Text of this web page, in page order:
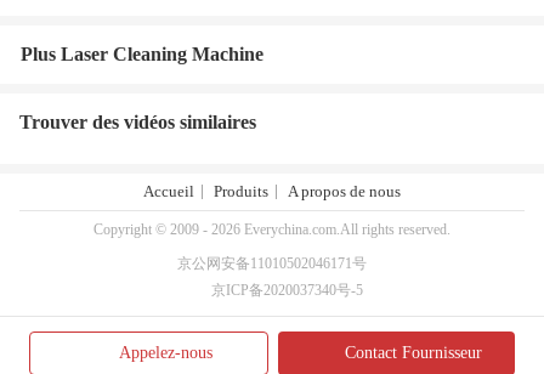
Plus Laser Cleaning Machine
Trouver des vidéos similaires
Appelez-nous Contact Fournisseur
Accueil Produits A propos de nous
Copyright © 2009 - 2026 Everychina.com.All rights reserved.
京公网安备11010502046171号
京ICP备2020037340号-5